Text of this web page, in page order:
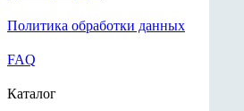
Политика обработки данных
FAQ
Каталог